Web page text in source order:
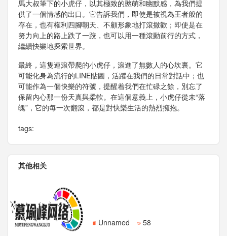
馬大叔筆下的小虎仔，以其極致的憨萌和幽默感，為我們提
供了一個情感的出口。它告訴我們，即使是被視為王者般的
存在，也有權利四腳朝天、不顧形象地打滾撒歡；即使是在
努力向上的路上跌了一跤，也可以用一種滾動前行的方式，
繼續快樂地探索世界。
最終，這隻連滾帶爬的小虎仔，滾進了無數人的心坎裏。它
可能化身為流行的LINE貼圖，活躍在我們的日常對話中；也
可能作為一個快樂的符號，提醒着我們在忙碌之餘，別忘了
保留內心那一份天真與柔軟。在這個意義上，小虎仔從未“落
魄”，它的每一次翻滾，都是對快樂生活的熱烈擁抱。
tags:
其他相关
Unnamed 58